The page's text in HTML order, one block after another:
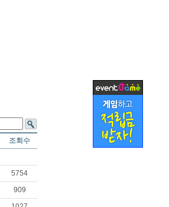
조회수
5754
909